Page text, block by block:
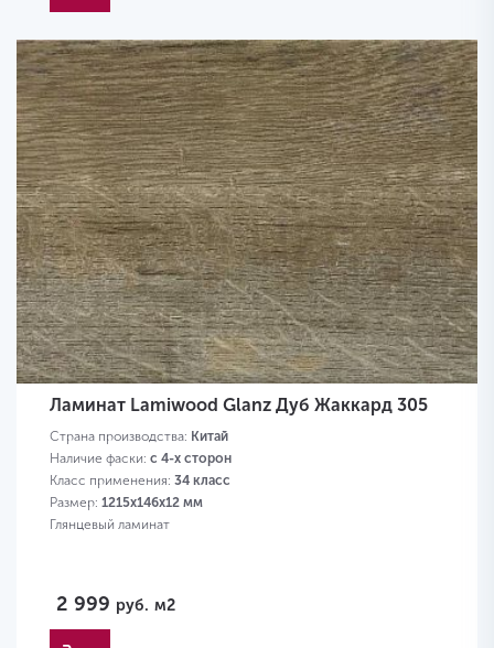
Ламинат Lamiwood Glanz Дуб Жаккард 305
Страна производства: Китай
Наличие фаски: с 4-х сторон
Класс применения: 34 класс
Размер: 1215х146х12 мм
Глянцевый ламинат
2 999 руб. м2